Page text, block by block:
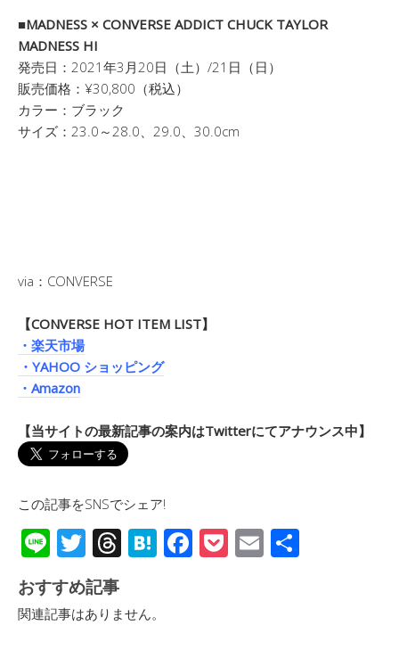
■MADNESS × CONVERSE ADDICT CHUCK TAYLOR
MADNESS HI
発売日：2021年3月20日（土）/21日（日）
販売価格：¥30,800（税込）
カラー：ブラック
サイズ：23.0～28.0、29.0、30.0cm
via：CONVERSE
【CONVERSE HOT ITEM LIST】
・楽天市場
・YAHOO ショッピング
・Amazon
【当サイトの最新記事の案内はTwitterにてアナウンス中】
この記事をSNSでシェア!
Li
n
e
T
wi
tt
er
T
hr
e
a
H
at
F
ac
P
o
E
m
おすすめ記事
関連記事はありません。